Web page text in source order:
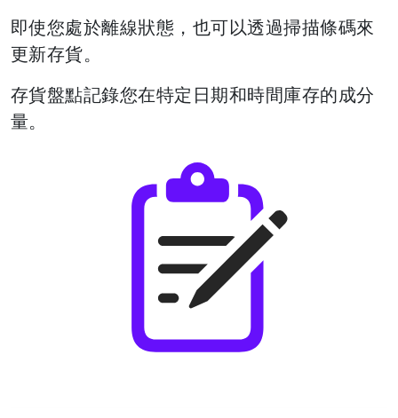
即使您處於離線狀態，也可以透過掃描條碼來
更新存貨。
存貨盤點記錄您在特定日期和時間庫存的成分
量。